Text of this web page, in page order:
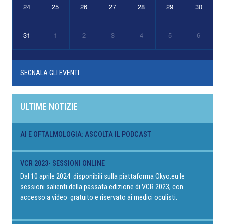
24 25 26 27 28 29 30
31 1 2 3 4 5 6
SEGNALA GLI EVENTI
ULTIME NOTIZIE
AI E OFTALMOLOGIA: ASCOLTA IL PODCAST
VCR 2023- SESSIONI ONLINE
Dal 10 aprile 2024 disponibili sulla piattaforma Okyo.eu le
sessioni salienti della passata edizione di VCR 2023, con
accesso a video gratuito e riservato ai medici oculisti.